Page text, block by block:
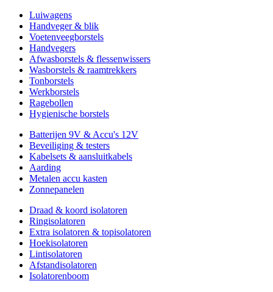
Luiwagens
Handveger & blik
Voetenveegborstels
Handvegers
Afwasborstels & flessenwissers
Wasborstels & raamtrekkers
Tonborstels
Werkborstels
Ragebollen
Hygienische borstels
Batterijen 9V & Accu's 12V
Beveiliging & testers
Kabelsets & aansluitkabels
Aarding
Metalen accu kasten
Zonnepanelen
Draad & koord isolatoren
Ringisolatoren
Extra isolatoren & topisolatoren
Hoekisolatoren
Lintisolatoren
Afstandisolatoren
Isolatorenboom